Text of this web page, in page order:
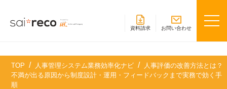
資料請求 お問い合わせ
TOP 人事管理システム業務効率化ナビ
人事評価の改善方法とは？
不満が出る原因から制度設計・運用・フィードバックまで実務で効く手
順